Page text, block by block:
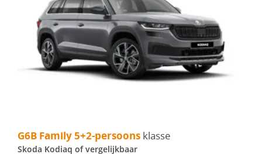
G6B Family 5+2-persoons klasse
Skoda Kodiaq of vergelijkbaar